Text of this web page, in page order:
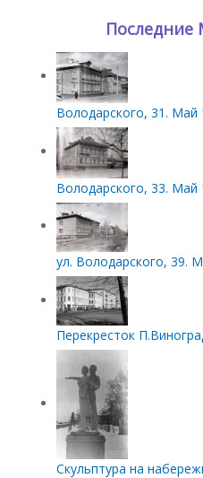
Последние
Володарского, 31. Май
Володарского, 33. Май
ул. Володарского, 39.
Перекресток
Скульптура на